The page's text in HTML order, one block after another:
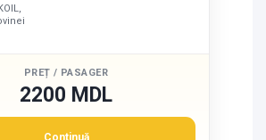
PREȚ / PASAGER
2200 MDL
Continuă